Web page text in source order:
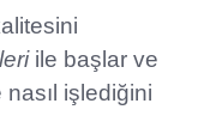
ile başlar ve
işlediğini